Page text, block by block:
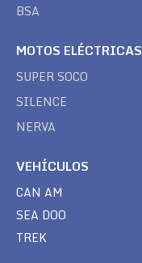
BSA
MOTOS ELÉCTRICAS
SUPER SOCO
SILENCE
NERVA
VEHÍCULOS
CAN AM
SEA DOO
TREK